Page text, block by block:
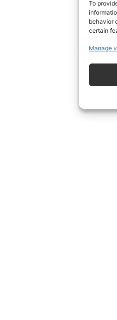
To
behavior
certain
Manage